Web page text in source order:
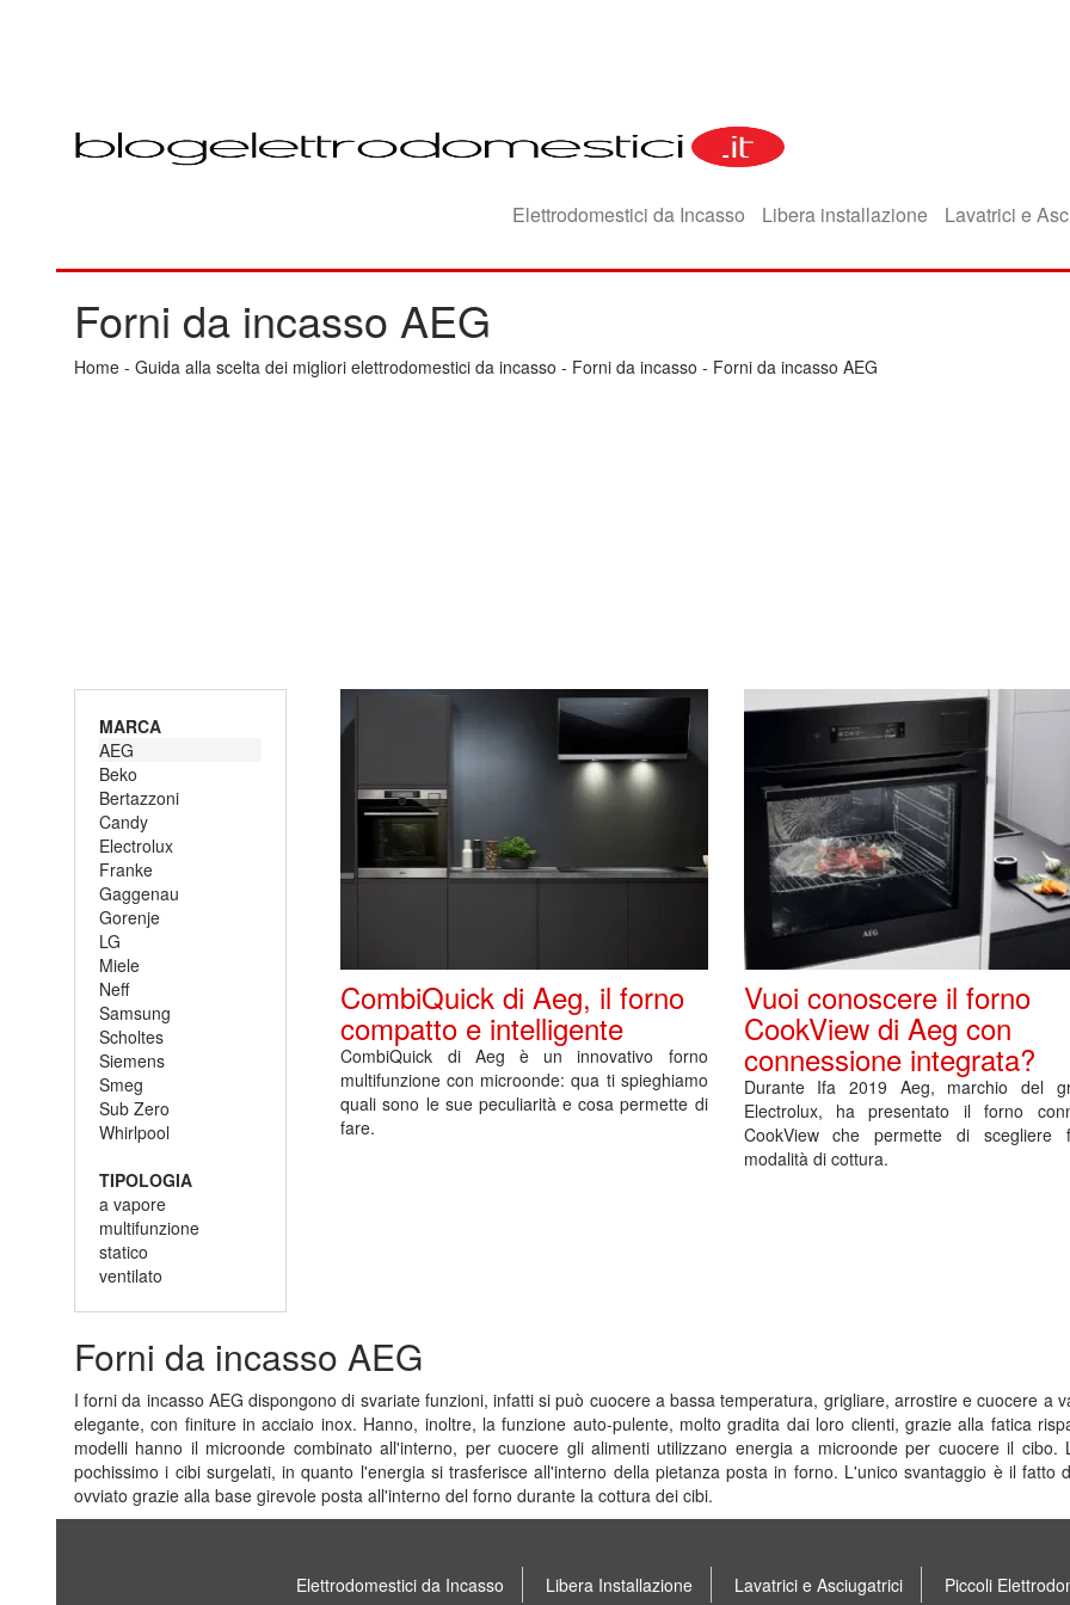
Elettrodomestici da Incasso Libera installazione Lavatrici e
Forni da incasso AEG
Home - Guida alla scelta dei migliori elettrodomestici da incasso - Forni da incasso - Forni da incasso AEG
MARCA
AEG
Beko
Bertazzoni
Candy
Electrolux
Franke
Gaggenau
Gorenje
LG
Miele
Neff
Samsung
Scholtes
Siemens
Smeg
Sub Zero
Whirlpool
TIPOLOGIA
a vapore
multifunzione
statico
ventilato
CombiQuick di Aeg, il forno
compatto e intelligente
CombiQuick di Aeg è un innovativo forno
multifunzione con microonde: qua ti spieghiamo
quali sono le sue peculiarità e cosa permette di
fare.
Vuoi conoscere il forno
CookView di Aeg con
connessione integrata?
Durante Ifa 2019 Aeg, marchio del
Electrolux, ha presentato il forno
CookView che permette di scegliere
modalità di cottura.
Forni da incasso AEG
I forni da incasso AEG dispongono di svariate funzioni, infatti si può cuocere a bassa temperatura, grigliare, arrostire e cuocere a
elegante, con finiture in acciaio inox. Hanno, inoltre, la funzione auto-pulente, molto gradita dai loro clienti, grazie alla fatica
modelli hanno il microonde combinato all'interno, per cuocere gli alimenti utilizzano energia a microonde per cuocere il
pochissimo i cibi surgelati, in quanto l'energia si trasferisce all'interno della pietanza posta in forno. L'unico svantaggio è il
ovviato grazie alla base girevole posta all'interno del forno durante la cottura dei cibi.
Elettrodomestici da Incasso Libera Installazione Lavatrici e Asciugatrici Piccoli